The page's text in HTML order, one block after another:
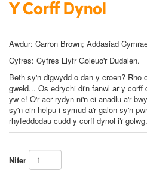
Y Corff Dynol
Awdur: Carron Brown; Addasiad
Cyfres: Cyfres Llyfr Goleuo'r Dudalen.
Beth sy'n digwydd o dan y croen? Rho
gweld... Os edrychi di'n fanwl ar y corff
yw e! O'r aer rydyn ni'n ei anadlu a'r
sy'n ein helpu i symud a'r galon sy'n
rhyfeddodau cudd y corff dynol i'r golwg.
Nifer